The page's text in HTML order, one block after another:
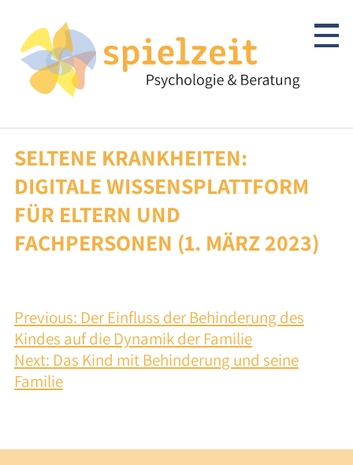
content
Kinder & Jugendliche
Psychotherapie
Abklärung/Diagnostik
Autismus-Spektrum
Integration
Zusammenarbeit
SELTENE KRANKHEITEN:
DIGITALE WISSENSPLATTFORM
FÜR ELTERN UND
FACHPERSONEN (1. MÄRZ 2023)
BEITRAGSNAVIGATION
Previous: Der Einfluss der Behinderung des
Kindes auf die Dynamik der Familie
Next: Das Kind mit Behinderung und seine
Familie